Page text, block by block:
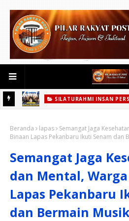
SILATURAHMI INSAN PERS
Media Bhadrika Nusantara Siap
Propinsi Riau.
Beranda lapas
Semangat Jaga
Binaan Lapas Pekanbaru Ikuti Senam dan
Semangat Jaga
dan Mental,
Lapas Pekanbaru
dan Bermain